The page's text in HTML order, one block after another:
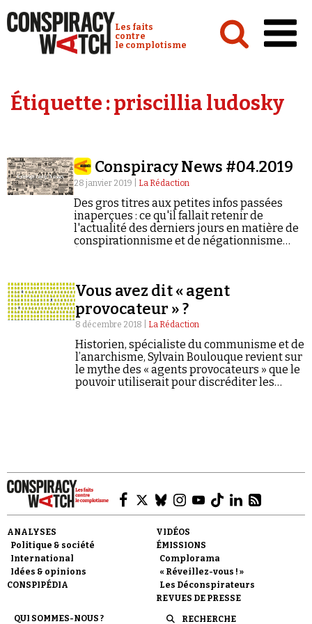
Conspiracy Watch :
Les faits
contre
le complotisme
Analyses
Vidéos
Revues de presse
Newsletter
Demander à Vera
Étiquette :priscillia ludosky
Conspiracy News #04.2019
28 janvier 2019 | La Rédaction
Des gros titres aux petites infos passées
inaperçues : ce qu'il fallait retenir de
l'actualité des derniers jours en matière de
conspirationnisme et de négationnisme
Vous avez dit « agent
provocateur » ?
8 décembre 2018 | La Rédaction
Historien, spécialiste du communisme et de
l’anarchisme, Sylvain Boulouque revient sur
le mythe des « agents provocateurs » que le
pouvoir utiliserait pour discréditer les
ANALYSES
Politique & société
International
Idées & opinions
CONSPIPÉDIA
VIDÉOS
ÉMISSIONS
Complorama
« Réveillez-vous ! »
Les Déconspirateurs
REVUES DE PRESSE
QUI SOMMES-NOUS ? RECHERCHE